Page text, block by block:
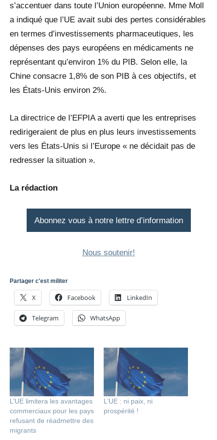
s’accentuer dans toute l’Union européenne. Mme Moll
a indiqué que l’UE avait subi des pertes considérables
en termes d’investissements pharmaceutiques, les
dépenses des pays européens en médicaments ne
représentant qu’environ 1% du PIB. Selon elle, la
Chine consacre 1,8% de son PIB à ces objectifs, et
les États-Unis environ 2%.
La directrice de l’EFPIA a averti que les entreprises
redirigeraient de plus en plus leurs investissements
vers les États-Unis si l’Europe « ne décidait pas de
redresser la situation ».
La rédaction
Abonnez vous à notre lettre d’information
Nous soutenir!
Partager c'est militer
X Facebook LinkedIn
Telegram WhatsApp
L’UE limitera les avantages
commerciaux pour les pays
refusant de réadmettre des
migrants
L’UE : ni paix, ni
prospérité !